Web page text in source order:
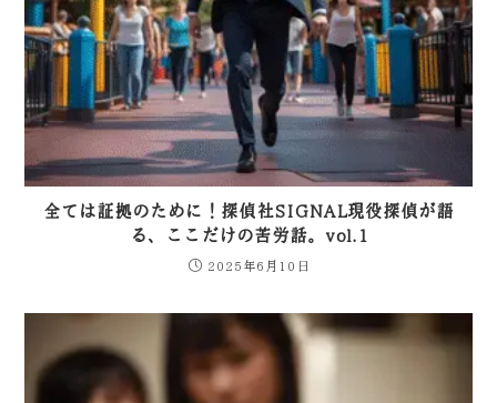
全ては証拠のために！探偵社SIGNAL現役探偵が語
る、ここだけの苦労話。vol.1
2025年6月10日